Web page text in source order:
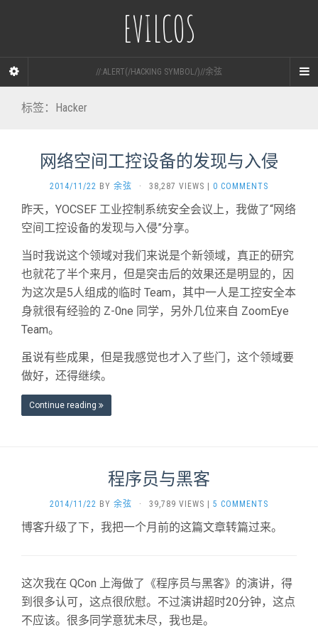
EVILCOS
//:ALERT(/HACKING SYMBOL/)//余弦
标签：Hacker
网络空间工控设备的发现与入侵
2014/11/22 BY 余弦 · 38,287 VIEWS 0 COMMENTS
昨天，YOCSEF 工业控制系统安全会议上，我做了“网络
空间工控设备的发现与入侵”分享。
当时我说这个领域对我们来说是个新领域，真正的研究
也就花了半个来月，但是突击后的效果还是明显的，因
为这次是5人组成的临时 Team，其中一人是工控安全本
身就很有经验的 Z-0ne 同学，另外几位来自 ZoomEye
Team。
虽说有些成果，但是我感觉也才入了些门，这个领域要
做好，还得继续。
Continue reading
程序员与黑客
2014/11/22 BY 余弦 · 39,789 VIEWS 5 COMMENTS
博客升级了下，我把一个月前的这篇文章转篇过来。
这次我在 QCon 上海做了《程序员与黑客》的演讲，得
到很多认可，这点很欣慰。不过演讲超时20分钟，这点
不应该。很多同学意犹未尽，我也是。